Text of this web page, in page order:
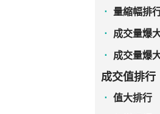
量縮幅排
成交量爆
成交量爆
成交值排行
值大排行